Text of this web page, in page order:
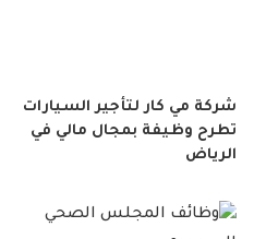
شركة مي كار لتأجير السيارات
تطرح وظيفة بمجال مالي في
الرياض